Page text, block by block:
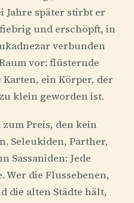
Jahre später stirbt er
und erschöpft, in
verbunden
vor: flüsternde
ein Körper, der
klein geworden ist.
Preis, den kein
Seleukiden, Parther,
Sassaniden: Jede
Wer die Flussebenen,
die alten Städte hält,